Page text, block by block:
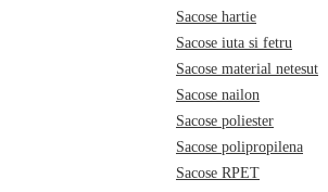
Sacose hartie
Sacose iuta si fetru
Sacose material netesut
Sacose nailon
Sacose poliester
Sacose polipropilena
Sacose RPET